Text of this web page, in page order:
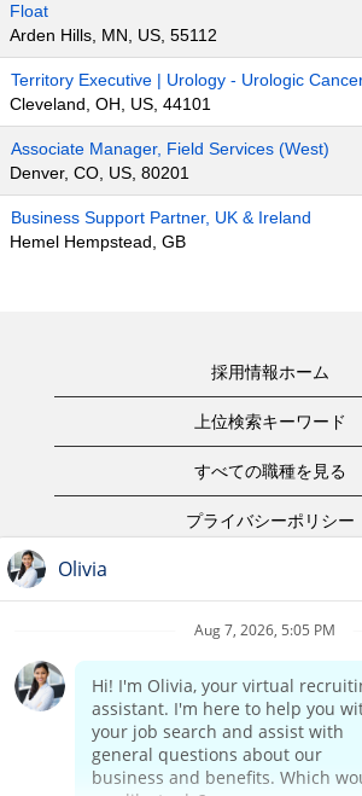
Float
Arden Hills, MN, US, 55112
Territory Executive | Urology - Urologic
Cleveland, OH, US, 44101
Associate Manager, Field Services (West)
Denver, CO, US, 80201
Business Support Partner, UK & Ireland
Hemel Hempstead, GB
採用情報ホーム
上位検索キーワード
すべての職種を見る
プライバシーポリシー
ボストン・サイエンティフィックウェ